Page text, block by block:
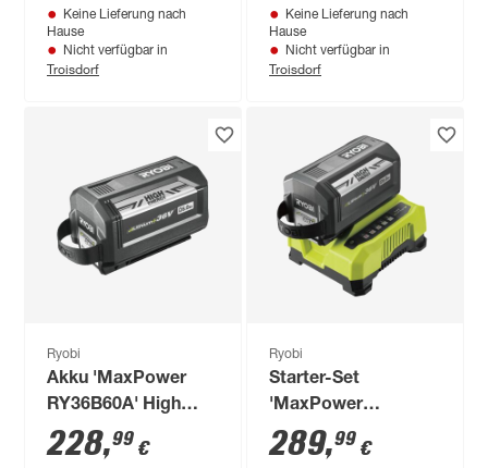
Keine Lieferung nach
Hause
Nicht verfügbar in
Troisdorf
Keine Lieferung nach
Hause
Nicht verfügbar in
Troisdorf
Ryobi
Akku 'MaxPower
RY36B60A' High
Energy 36 V 6,0 Ah
228,99 €
Ryobi
Starter-Set
'MaxPower
RY36BC60A-160'
High Energy Akku
289,99 €